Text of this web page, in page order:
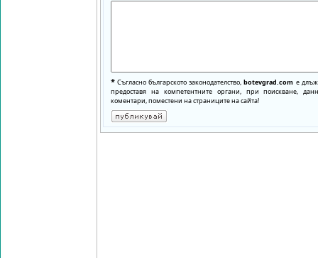
* Съгласно българското законодателство,botevgrad.com е
предоставя на компетентните органи, при поискване,
коментари, поместени на страниците на сайта!